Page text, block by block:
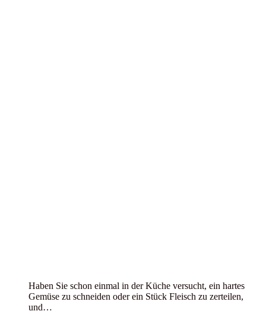
Haben Sie schon einmal in der Küche versucht, ein hartes
Gemüse zu schneiden oder ein Stück Fleisch zu zerteilen,
und…